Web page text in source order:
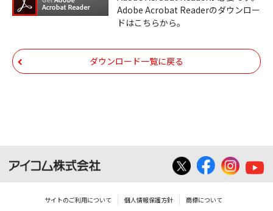
化することはできません。
いは無償を問わず、第三者に譲渡あるいは
使用させる事ができません。
ダウンロードした取扱説明書等に使用され
の転用は一切出来ません。
Adobe Acrobat Readerのダウンロー
ドはこちらから。
ダウンロード一覧に戻る
サイトのご利用について 個人情報保護方針 商標について